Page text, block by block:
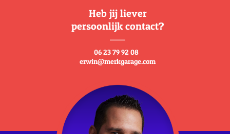
Heb jij liever
persoonlijk contact?
06 23 79 92 08
erwin@merkgarage.com